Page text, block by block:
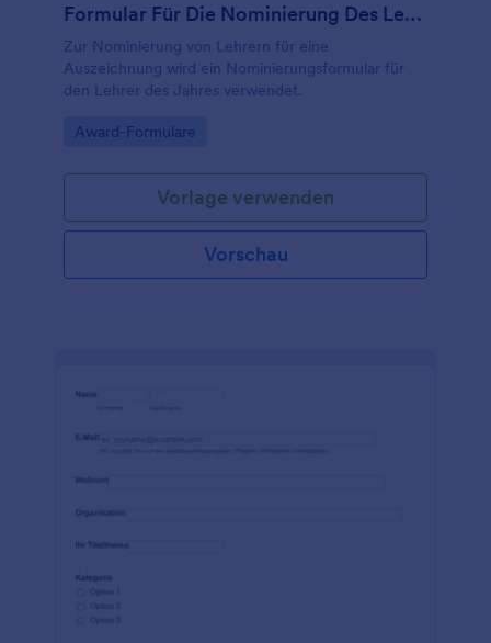
Formular Für Die Nominierung Des Lehrers Des Jahres
Zur Nominierung von Lehrern für eine
Auszeichnung wird ein Nominierungsformular für
den Lehrer des Jahres verwendet.
Go to Category:
Award-Formulare
Vorlage verwenden
Vorschau